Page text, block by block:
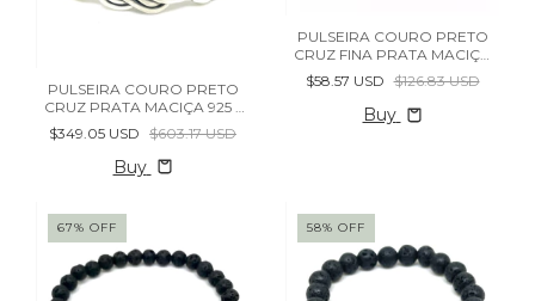
PULSEIRA COURO PRETO
CRUZ PRATA MACIÇA 925 -
(cópia)
$349.05 USD $603.17 USD
Buy
PULSEIRA COURO PRETO
CRUZ FINA PRATA MACIÇA
925
$58.57 USD $126.83 USD
Buy
67% OFF 58% OFF